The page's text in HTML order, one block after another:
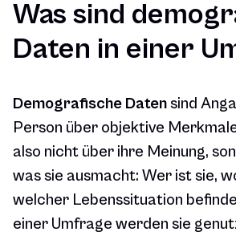
Was sind
Daten in einer
Demografische Datensind
Person über objektive
also nicht über ihre Meinung,
was sie ausmacht: Wer ist sie,
welcher Lebenssituation
einer Umfrage werden sie